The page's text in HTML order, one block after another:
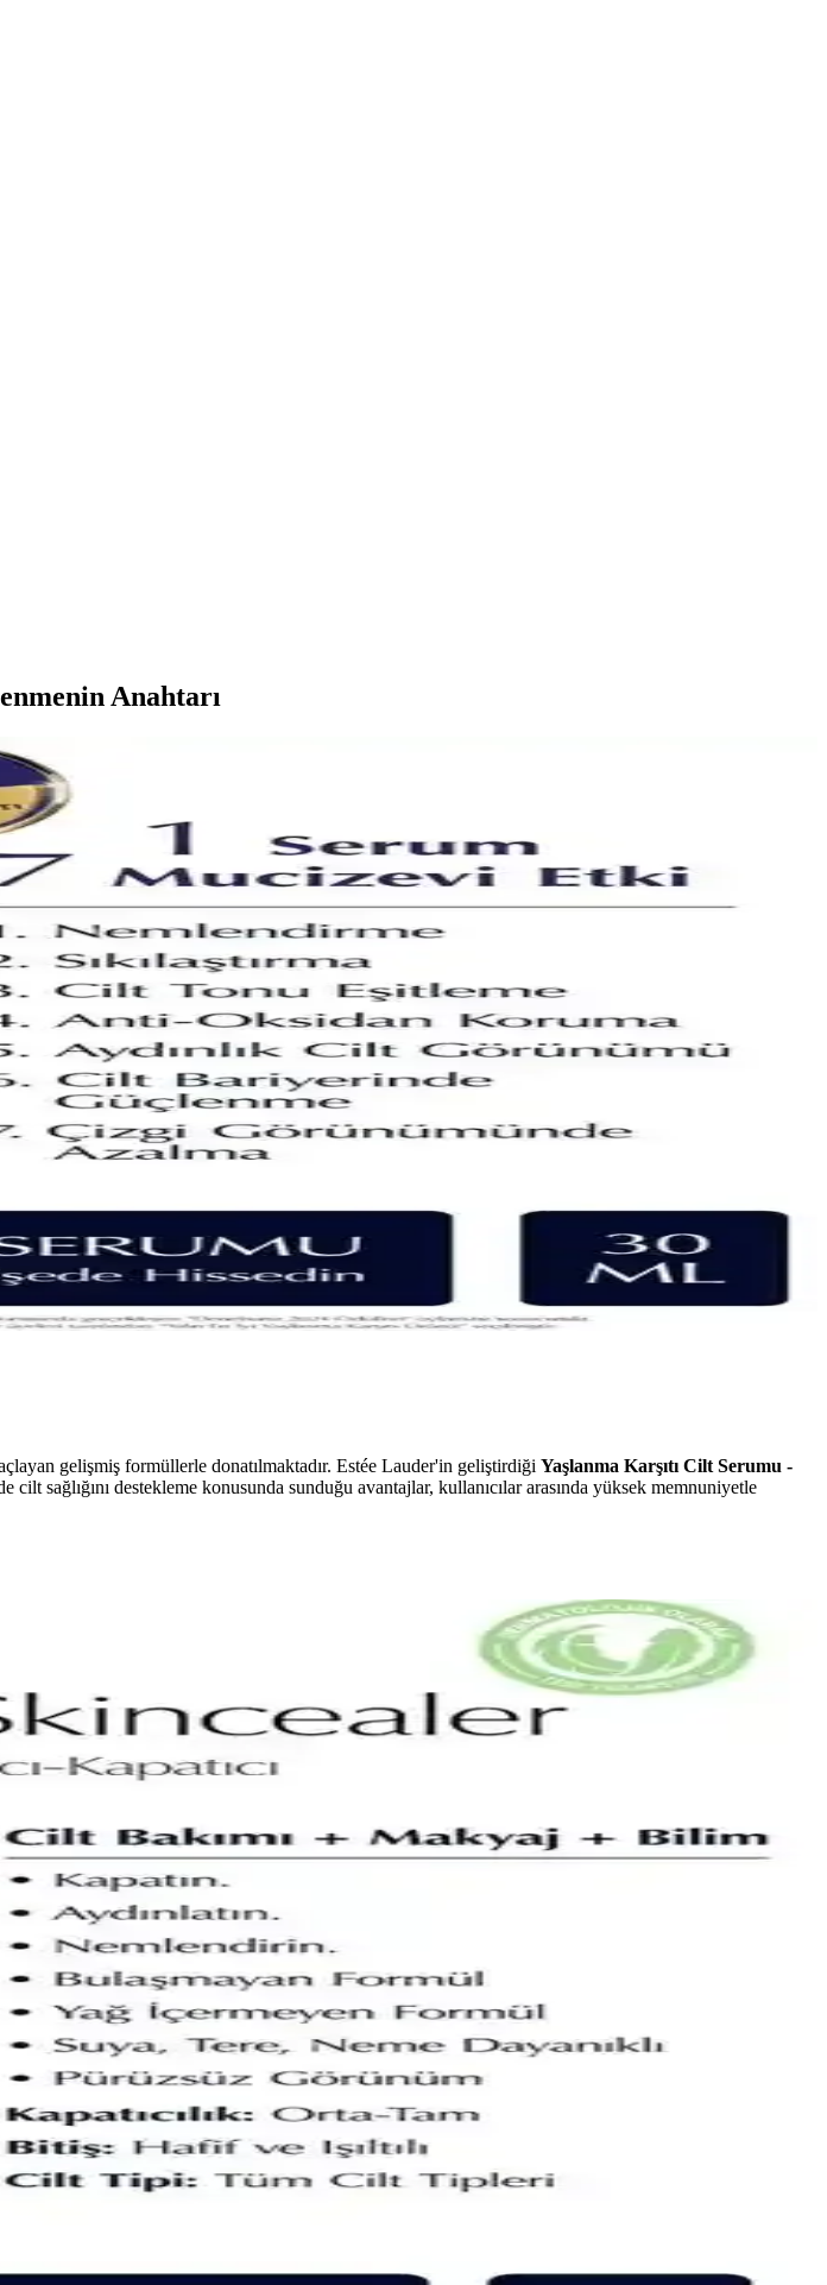
Anahtarı
gelişmiş formüllerle donatılmaktadır. Estée Lauder'in geliştirdiği Yaşlanma Karşıtı Cilt Serumu -
cilt sağlığını destekleme konusunda sunduğu avantajlar, kullanıcılar arasında yüksek memnuniyetle
karşılaştırmasıyla, en uygun seçimi yapmanıza yardımcı oluyor.
ve kullanım özellikleriyle karşılaştırıyoruz.
Cilt
ışıltısını korumanıza yardımcı olur.
İçin En İyi Seçenekler
sağlayan bu ürünler hakkında detaylar ve kullanıcı yorumları burada.
Değerlendirme
Hangi ürün ihtiyaçlarınıza uygun?
Pure Beige Özellikleri
bitiş, 2C1 Pure Beige ise yoğun ve kadifemsi görünüm sağlar. Her iki ürün de uzun süre dayanır ve farklı
Dawn Ürünleri Analizi
cilt tipine uygun en iyi seçeneği belirleyin.